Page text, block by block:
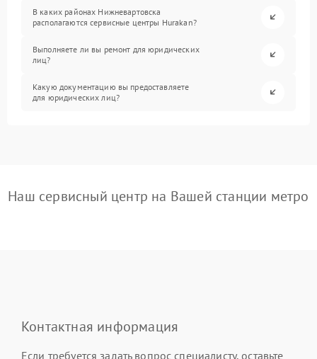
В каких районах Нижневартовска
располагаются сервисные центры Hurakan?
Выполняете ли вы ремонт для юридических
лиц?
Какую документацию вы предоставляете
для юридических лиц?
Наш сервисный центр на Вашей станции метро
Контактная информация
Если требуется задать вопрос специалисту, оставьте